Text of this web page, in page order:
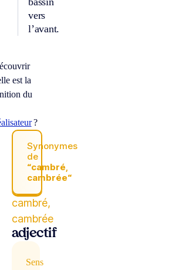
vers
l’avant.
est la
du
?
Synonymes
de
“cambré,
cambrée“
cambré,
cambrée
adjectif
Sens